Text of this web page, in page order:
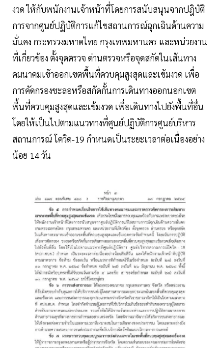
งวด ให้กับพนักงานเจ้าหน้าที่โดยการสนับสนุนจากปฎิบัติ
การจากศูนย์ปฏิบัติการแก้ไขสถานการณ์ฉุกเฉินด้านความ
มั่นคง กระทรวงมหาดไทย กรุงเทพมหานคร และหน่วยงาน
ที่เกี่ยวข้อง ตั้งจุดตรวจ ด่านตรวจหรือจุดสกัดในเส้นทาง
คมนาคมเข้าออกเขตพื้นที่ควบคุมสูงสุดและเข้มงวด เพื่อ
การคัดกรองชะลอหรือสกัดกั้นการเดินทางออกนอกเขต
พื้นที่ควบคุมสูงสุดและเข้มงวด เพื่อเดินทางไปยังพื้นที่อื่น
โดยให้เป็นไปตามแนวทางที่ศูนย์ปฏิบัติการศูนย์บริหาร
สถานการณ์ โควิด-19 กำหนดเป็นระยะเวลาต่อเนื่องอย่าง
น้อย 14 วัน